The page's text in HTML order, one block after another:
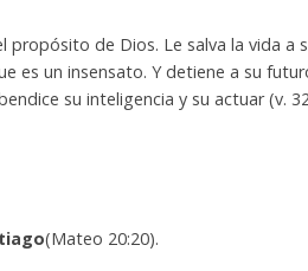
propósito de Dios. Le salva la vida a
es un insensato. Y detiene a su
su inteligencia y su actuar (v.
(Mateo 20:20).